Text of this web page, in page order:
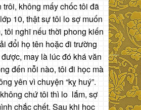
không mấy chốc tôi đã
10, thật sự tôi lo sợ muốn
tôi nghĩ nếu thời phong kiến
đổi họ tên hoặc đi trường
may là lúc đó khá văn
đến nỗi nào, tôi đi học mà
yên vì chuyện “kỵ huý”.
chứ tôi thì lo lắm, sợ
chắc chết. Sau khi học